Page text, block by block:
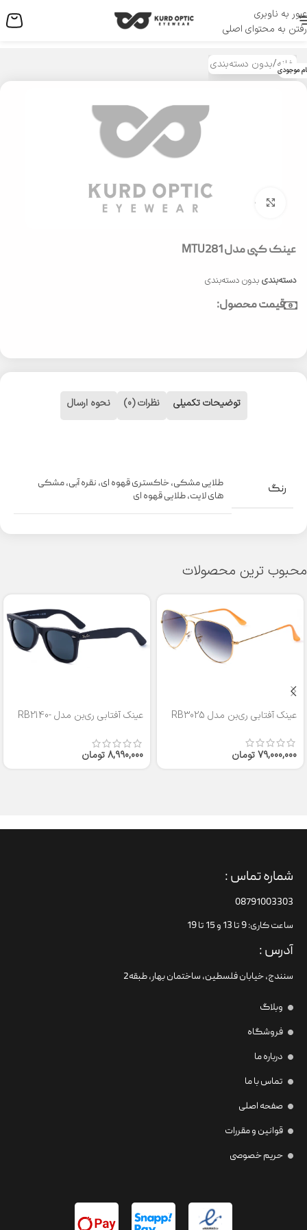
عبور به ناوبری
رفتن به محتوای اصلی
منو
خانه/بدون دسته‌بندی موجودی
بزرگنمایی تصویر
عینک کپی مدل MTU281
دسته‌بندی بدون دسته‌بندی
قیمت محصول:
توضیحات تکمیلی نظرات (0) نحوه ارسال
رنگ طلایی مشکی,خاکستری قهوه ای, نقره آبی,مشکی
های لایت,طلایی قهوه ای
محبوب ترین محصولات
عینک آفتابی ری‌بن مدل RB3025
79,000,000تومان
عینک آفتابی ری‌بن مدل RB2140-
8,990,000تومان
شماره تماس :
08791003303
ساعت کاری: 9 تا 13 و 15 تا 19
آدرس :
سنندج، خیابان فلسطین،‌ ساختمان بهار، طبقه2
وبلاگ
فروشگاه
درباره ما
تماس با ما
صفحه اصلی
قوانین و مقررات
حریم خصوصی